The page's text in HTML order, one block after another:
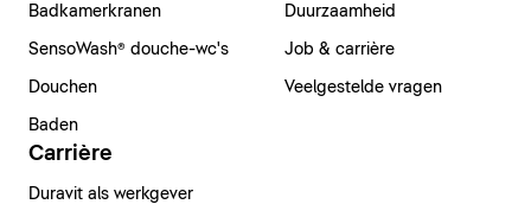
Badkamerkranen
SensoWash® douche-wc's
Douchen
Baden
Duurzaamheid
Job & carrière
Veelgestelde vragen
Carrière
Duravit als werkgever